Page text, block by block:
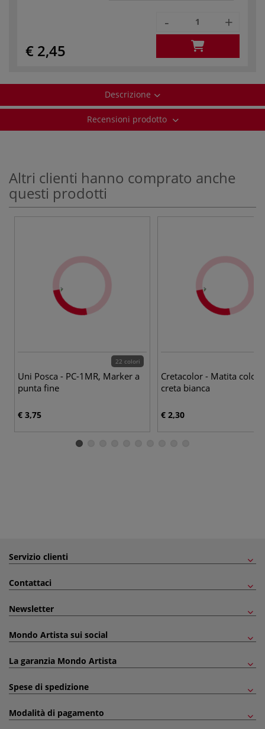
€ 2,45
- +
Descrizione
Recensioni prodotto
Altri clienti hanno comprato anche
questi prodotti
22 colori
Uni Posca - PC-1MR, Marker a
punta fine
€ 3,75
Cretacolor - Matita
creta bianca
€ 2,30
Servizio clienti
Contattaci
Newsletter
Mondo Artista sui social
La garanzia Mondo Artista
Spese di spedizione
Modalità di pagamento